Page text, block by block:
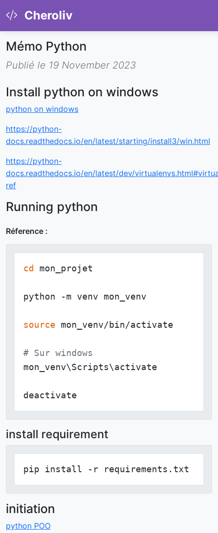
Cheroliv
Mémo Python
Publié le 19 November 2023
Install python on windows
python on windows
https://python-
docs.readthedocs.io/en/latest/starting/install3/win.html
https://python-
docs.readthedocs.io/en/latest/dev/
ref
Running python
Réference :
cd mon_projet
python -m venv mon_venv
source mon_venv/bin/activate
# Sur windows
mon_venv\Scripts\activate
deactivate
install requirement
pip install -r requirements.txt
initiation
python POO